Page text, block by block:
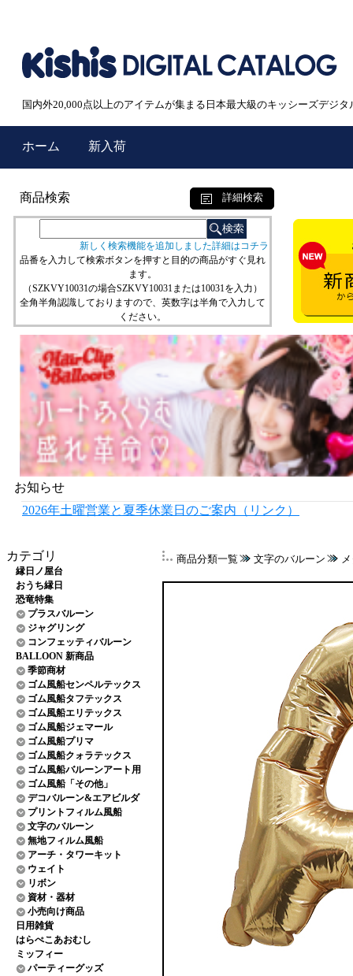
国内外20,000点以上のアイテムが集まる日本最大級のキッシーズデジタ
ホーム 新入荷
商品検索 詳細検索
新しく検索機能を追加しました詳細はコチラ
品番を入力して検索ボタンを押すと目的の商品がすぐ見れ
ます。
（SZKVY10031の場合SZKVY10031または10031を入力）
全角半角認識しておりますので、英数字は半角で入力して
ください。
お知らせ
2026年土曜営業と夏季休業日のご案内（リンク）
カテゴリ
縁日ノ屋台
おうち縁日
恐竜特集
プラスバルーン
ジャグリング
コンフェッティバルーン
BALLOON 新商品
季節商材
ゴム風船センペルテックス
ゴム風船タフテックス
ゴム風船エリテックス
ゴム風船ジェマール
ゴム風船プリマ
ゴム風船クォラテックス
ゴム風船バルーンアート用
ゴム風船「その他」
デコバルーン&エアビルダ
プリントフィルム風船
文字のバルーン
無地フィルム風船
アーチ・タワーキット
ウェイト
リボン
資材・器材
小売向け商品
日用雑貨
はらぺこあおむし
ミッフィー
パーティーグッズ
商品分類一覧 文字のバルーン